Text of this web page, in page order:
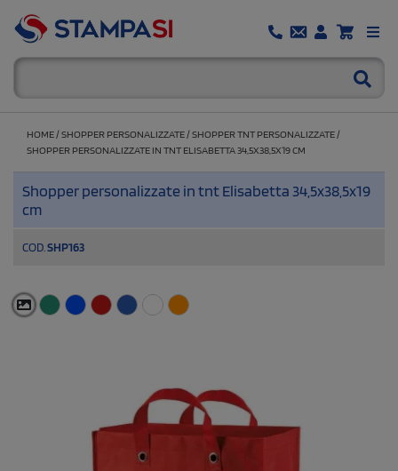
HOME /SHOPPER PERSONALIZZATE /SHOPPER TNT PERSONALIZZATE /
SHOPPER PERSONALIZZATE IN TNT ELISABETTA 34,5X38,5X19 CM
Shopper personalizzate in tnt Elisabetta 34,5x38,5x19
cm
COD. SHP163